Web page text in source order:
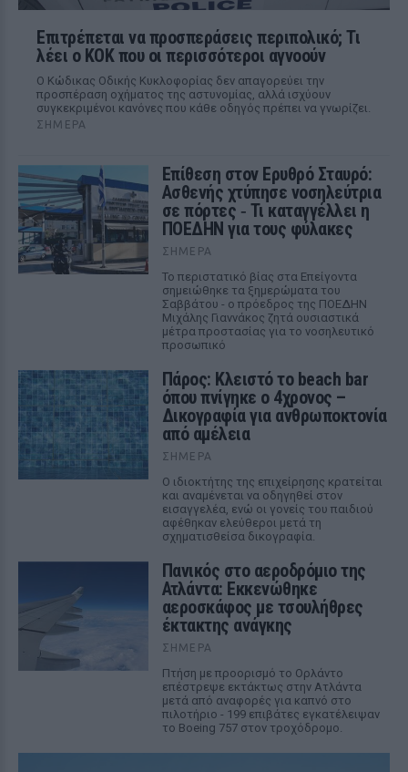
Επιτρέπεται να προσπεράσεις περιπολικό; Τι
λέει ο ΚΟΚ που οι περισσότεροι αγνοούν
Ο Κώδικας Οδικής Κυκλοφορίας δεν απαγορεύει την
προσπέραση οχήματος της αστυνομίας, αλλά ισχύουν
συγκεκριμένοι κανόνες που κάθε οδηγός πρέπει να γνωρίζει.
ΣΉΜΕΡΑ
Επίθεση στον Ερυθρό Σταυρό:
Ασθενής χτύπησε νοσηλεύτρια
σε πόρτες ‑ Τι καταγγέλλει η
ΠΟΕΔΗΝ για τους φύλακες
ΣΉΜΕΡΑ
Το περιστατικό βίας στα Επείγοντα
σημειώθηκε τα ξημερώματα του
Σαββάτου - ο πρόεδρος της ΠΟΕΔΗΝ
Μιχάλης Γιαννάκος ζητά ουσιαστικά
μέτρα προστασίας για το νοσηλευτικό
προσωπικό
Πάρος: Κλειστό το beach bar
όπου πνίγηκε ο 4χρονος –
Δικογραφία για ανθρωποκτονία
από αμέλεια
ΣΉΜΕΡΑ
Ο ιδιοκτήτης της επιχείρησης κρατείται
και αναμένεται να οδηγηθεί στον
εισαγγελέα, ενώ οι γονείς του παιδιού
αφέθηκαν ελεύθεροι μετά τη
σχηματισθείσα δικογραφία.
Πανικός στο αεροδρόμιο της
Ατλάντα: Εκκενώθηκε
αεροσκάφος με τσουλήθρες
έκτακτης ανάγκης
ΣΉΜΕΡΑ
Πτήση με προορισμό το Ορλάντο
επέστρεψε εκτάκτως στην Ατλάντα
μετά από αναφορές για καπνό στο
πιλοτήριο - 199 επιβάτες εγκατέλειψαν
το Boeing 757 στον τροχόδρομο.